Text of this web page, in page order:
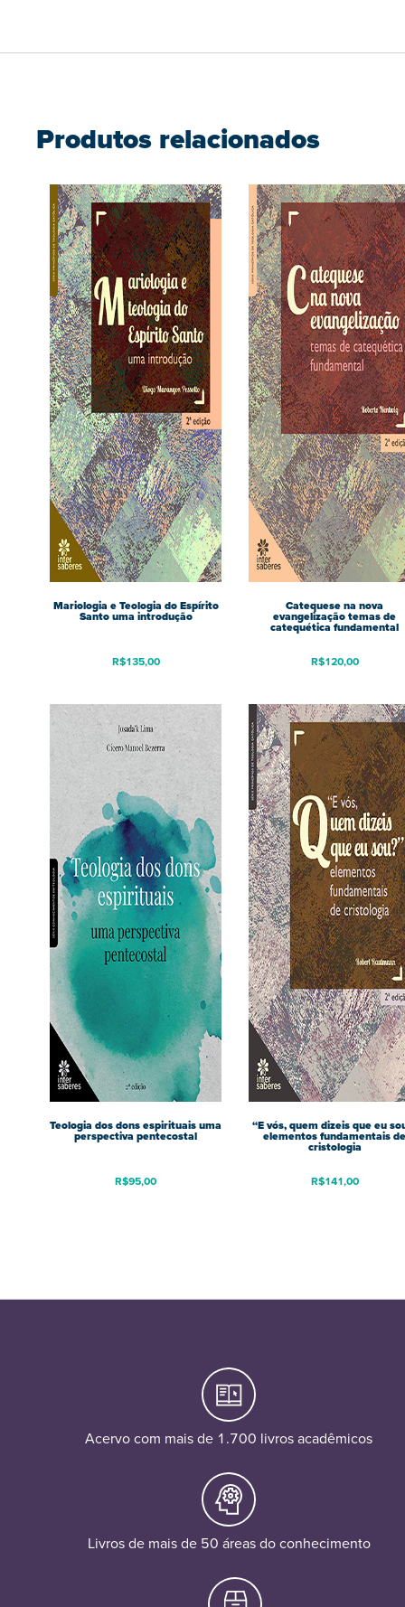
Produtos relacionados
Mariologia e Teologia do Espírito
Santo uma introdução
R$135,00
Catequese na nova
evangelização temas de
catequética fundamental
R$120,00
Teologia dos dons espirituais uma
perspectiva pentecostal
R$95,00
“E vós, quem dizeis que eu
elementos fundamentais de
cristologia
R$141,00
Acervo com mais de 1.700 livros acadêmicos
Livros de mais de 50 áreas do conhecimento